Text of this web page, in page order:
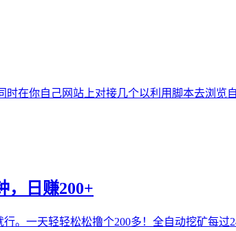
在你自己网站上对接几个以利用脚本去浏览
，日赚200+
。一天轻轻松松撸个200多！全自动挖矿每